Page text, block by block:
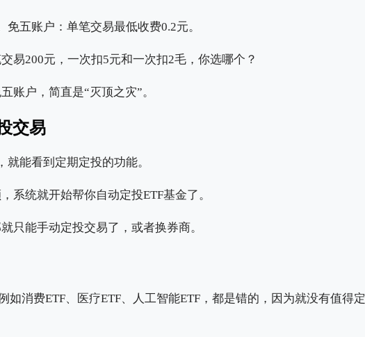
五账户：单笔交易最低收费0.2元。
易200元，一次扣5元和一次扣2毛，你选哪个？
账户，简直是“灭顶之灾”。
交易
能看到定期定投的功能。
系统就开始帮你自动定投ETF基金了。
只能手动定投交易了，或者换券商。
如消费ETF、医疗ETF、人工智能ETF，都是错的，因为就没有值得定